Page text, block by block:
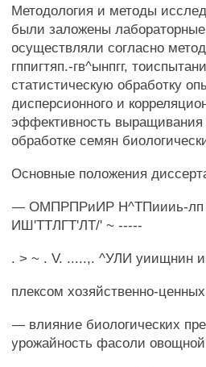
Методология и методы
были заложены
осуществляли согласно
гппигтяп.-гв^ынпгг,
статистическую обработку
дисперсионного и
эффективность
обработке семян
Основные положения
— ОМПРПРиИР Н^ТПиииь-лп
ИШ'ТТЛГТ'ЛТ/' ~ -----
. > ~ . V. .....,. ^УЛИ уиищнин
плексом хозяйственно-
— влияние биологических
урожайность фасоли